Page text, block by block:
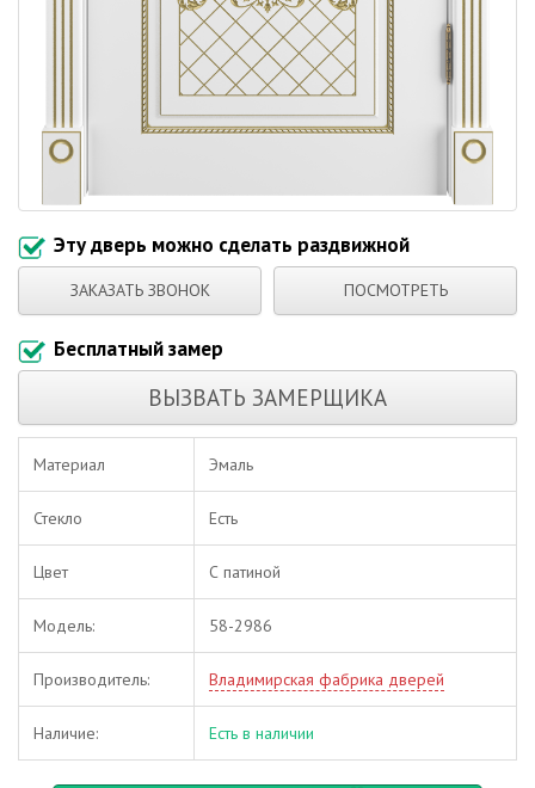
Эту дверь можно сделать раздвижной
ЗАКАЗАТЬ ЗВОНОК ПОСМОТРЕТЬ
Бесплатный замер
ВЫЗВАТЬ ЗАМЕРЩИКА
Материал Эмаль
Стекло Есть
Цвет С патиной
Модель: 58-2986
Производитель: Владимирская фабрика дверей
Наличие: Есть в наличии